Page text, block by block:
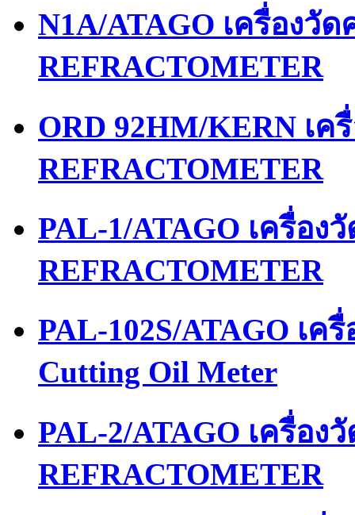
N1A/ATAGO เครื่องวั
REFRACTOMETER
ORD 92HM/KERN เ
REFRACTOMETER
PAL-1/ATAGO เครื่อ
REFRACTOMETER
PAL-102S/ATAGO เ
Cutting Oil Meter
PAL-2/ATAGO เครื่อง
REFRACTOMETER